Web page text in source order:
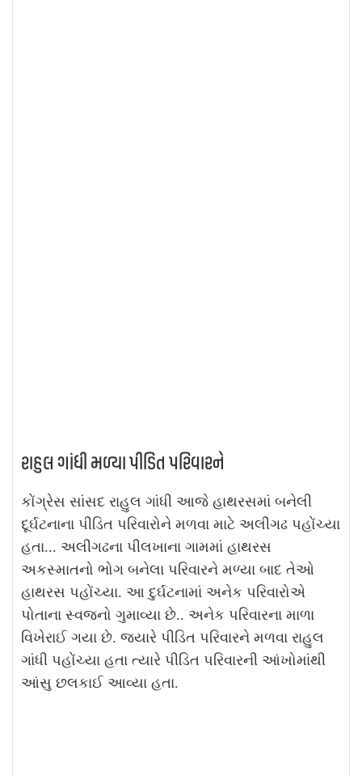
રાહુલ ગાંધી મળ્યા પીડિત પરિવારને
કોંગ્રેસ સાંસદ રાહુલ ગાંધી આજે હાથરસમાં બનેલી
દૂર્ઘટનાના પીડિત પરિવારોને મળવા માટે અલીગઢ પહોંચ્યા
હતા... અલીગઢના પીલખાના ગામમાં હાથરસ
અકસ્માતનો ભોગ બનેલા પરિવારને મળ્યા બાદ તેઓ
હાથરસ પહોંચ્યા. આ દુર્ઘટનામાં અનેક પરિવારોએ
પોતાના સ્વજનો ગુમાવ્યા છે.. અનેક પરિવારના માળા
વિખેરાઈ ગયા છે. જ્યારે પીડિત પરિવારને મળવા રાહુલ
ગાંધી પહોંચ્યા હતા ત્યારે પીડિત પરિવારની આંખોમાંથી
આંસુ છલકાઈ આવ્યા હતા.